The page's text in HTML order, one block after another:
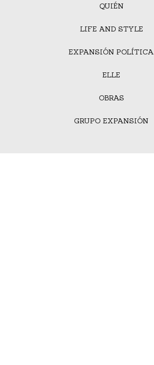
QUIÉN
LIFE AND STYLE
EXPANSIÓN POLÍTICA
ELLE
OBRAS
GRUPO EXPANSIÓN